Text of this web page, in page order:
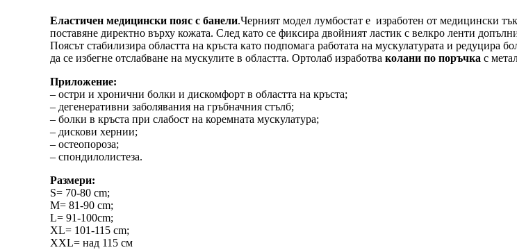
Еластичен медицински пояс с банели.Черният модел лумбостат е изработен от медицински
поставяне директно върху кожата. След като се фиксира двойният ластик с велкро ленти
Поясът стабилизира областта на кръста като подпомага работата на мускулатурата и редуцира
да се избегне отслабване на мускулите в областта. Ортолаб изработва колани по поръчка с
Приложение:
– остри и хронични болки и дискомфорт в областта на кръста;
– дегенеративни заболявания на гръбначния стълб;
– болки в кръста при слабост на коремната мускулатура;
– дискови хернии;
– остеопороза;
– спондилолистеза.
Размери:
S= 70-80 cm;
M= 81-90 cm;
L= 91-100cm;
XL= 101-115 cm;
XXL= над 115 см